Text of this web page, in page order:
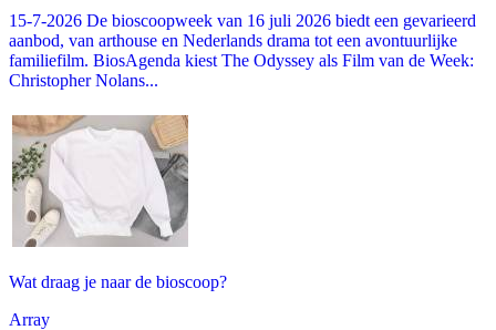
15-7-2026 De bioscoopweek van 16 juli 2026 biedt een gevarieerd
aanbod, van arthouse en Nederlands drama tot een avontuurlijke
familiefilm. BiosAgenda kiest The Odyssey als Film van de Week:
Christopher Nolans...
Wat draag je naar de bioscoop?
Array